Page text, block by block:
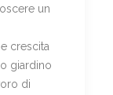
un
crescita
giardino
di